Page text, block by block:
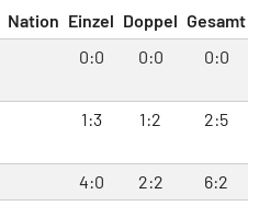
Nation Einzel Doppel Gesamt
0:0 0:0 0:0
1:3 1:2 2:5
4:0 2:2
6:2